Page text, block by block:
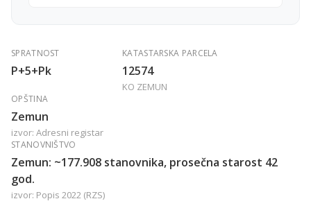
SPRATNOST
P+5+Pk
KATASTARSKA PARCELA
12574
KO ZEMUN
OPŠTINA
Zemun
izvor: Adresni registar
STANOVNIŠTVO
Zemun: ~177.908 stanovnika, prosečna starost 42
god.
izvor: Popis 2022 (RZS)